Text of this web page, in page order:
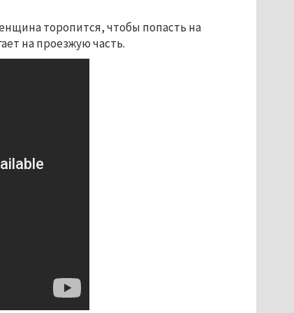
торопится, чтобы попасть на
на проезжую часть.